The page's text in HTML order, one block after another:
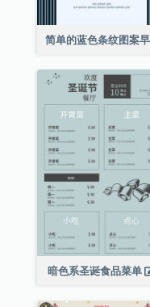
暗色系圣诞食品菜单